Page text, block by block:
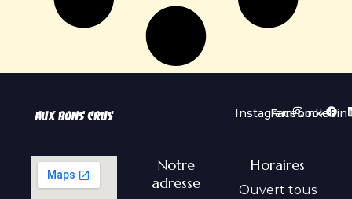
InstagramFacebook
Linkedin
Notre
adresse
Horaires
Ouvert tous